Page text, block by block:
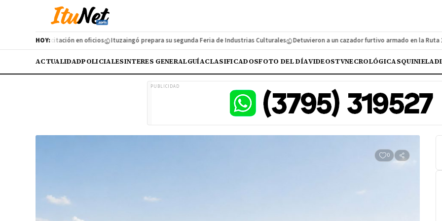
HOY:
capacitación en oficios Ituzaingó prepara su segunda Feria de Industrias Culturales Detuvieron a un cazador furtivo armado en la Ruta 12
ACTUALIDADPOLICIALESINTERES GENERALGUÍACLASIFICADOSFOTO DEL DÍAVIDEOSTVNECROLÓGICASQUINIELA
PUBLICIDAD
0 Compartir